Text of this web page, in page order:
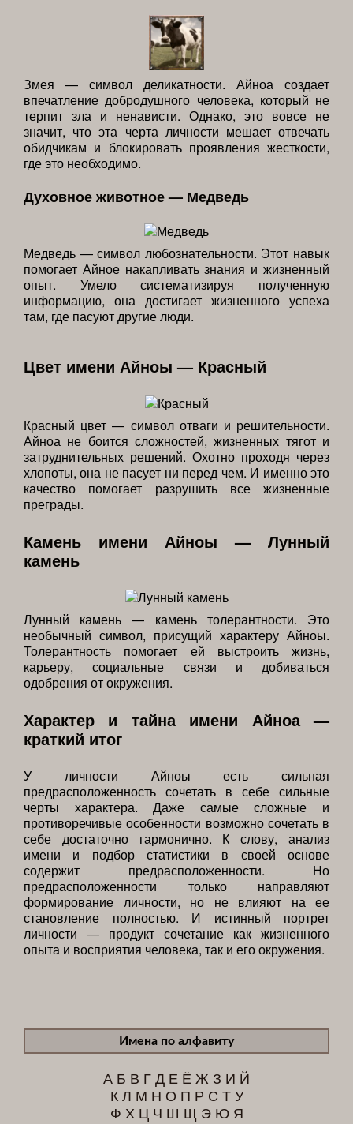
Змея — символ деликатности. Айноа создает
впечатление добродушного человека, который не
терпит зла и ненависти. Однако, это вовсе не
значит, что эта черта личности мешает отвечать
обидчикам и блокировать проявления жесткости,
где это необходимо.
Духовное животное — Медведь
Медведь — символ любознательности. Этот навык
помогает Айное накапливать знания и жизненный
опыт. Умело систематизируя полученную
информацию, она достигает жизненного успеха
там, где пасуют другие люди.
Цвет имени Айноы — Красный
Красный цвет — символ отваги и решительности.
Айноа не боится сложностей, жизненных тягот и
затруднительных решений. Охотно проходя через
хлопоты, она не пасует ни перед чем. И именно это
качество помогает разрушить все жизненные
преграды.
Камень имени Айноы — Лунный
камень
Лунный камень — камень толерантности. Это
необычный символ, присущий характеру Айноы.
Толерантность помогает ей выстроить жизнь,
карьеру, социальные связи и добиваться
одобрения от окружения.
Характер и тайна имени Айноа —
краткий итог
У личности Айноы есть сильная
предрасположенность сочетать в себе сильные
черты характера. Даже самые сложные и
противоречивые особенности возможно сочетать в
себе достаточно гармонично. К слову, анализ
имени и подбор статистики в своей основе
содержит предрасположенности. Но
предрасположенности только направляют
формирование личности, но не влияют на ее
становление полностью. И истинный портрет
личности — продукт сочетание как жизненного
опыта и восприятия человека, так и его окружения.
Имена по алфавиту
А Б В ГД Е Ё Ж З И Й
К Л М Н О П Р С Т У
Ф Х Ц Ч Ш Щ Э Ю Я